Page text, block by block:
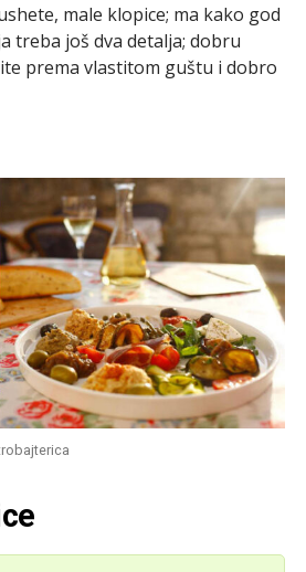
male klopice; ma kako god
treba još dva detalja; dobru
prema vlastitom guštu i dobro